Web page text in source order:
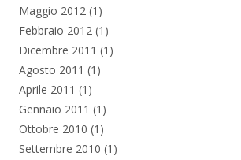
Maggio 2012 (1)
Febbraio 2012 (1)
Dicembre 2011 (1)
Agosto 2011 (1)
Aprile 2011 (1)
Gennaio 2011 (1)
Ottobre 2010 (1)
Settembre 2010 (1)